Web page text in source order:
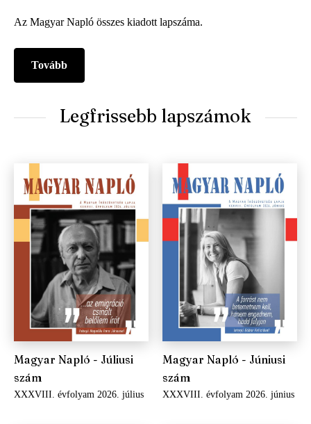
Legfrissebb lapszámok
Magyar Napló - Júliusi
szám
XXXVIII. évfolyam 2026. július
Magyar Napló - Júniusi
szám
XXXVIII. évfolyam 2026. június
Az Magyar Napló összes kiadott lapszáma.
Tovább